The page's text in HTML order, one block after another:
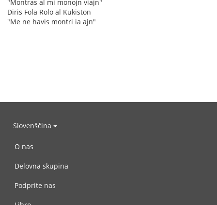
"Montras al mi monojn viajn"
Diris Fola Rolo al Kukiston
"Me ne havis montri ia ajn"
Slovenščina
O nas
Delovna skupina
Podprite nas